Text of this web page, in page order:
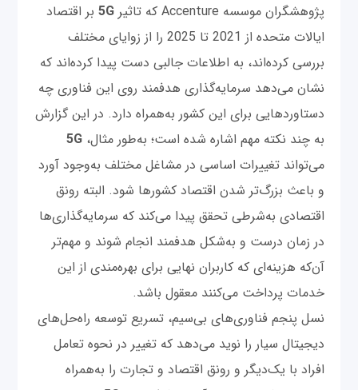
پژوهشگران موسسه Accenture که تاثیر
5G بر اقتصاد
ایالات متحده از 2021 تا 2025 را از زوایای مختلف
بررسی کرده‌اند، به اطلاعات جالبی دست پیدا کرده‌اند که
نشان می‌دهد سرمایه‌گذاری هدفمند روی این فناوری چه
دستاوردهایی برای این کشور به‌همراه دارد. در این گزارش
به چند نکته مهم اشاره شده است؛ به‌طور مثال،5G
می‌تواند تغییرات اساسی در مشاغل مختلف به‌وجود آورد
و باعث بزرگ‌تر شدن اقتصاد کشورها شود. البته رونق
اقتصادی به‌شرطی تحقق پیدا می‌کند که سرمایه‌گذاری‌ها
در زمان درست و به‌شکل هدفمند انجام شوند و مهم‌تر
آن‌که هزینه‌ای که کاربران نهایی برای بهره‌مندی از این
خدمات پرداخت می‌کنند معقول باشد.
نسل پنجم فناوری‌های بی‌سیم، تسریع توسعه راه‌حل‌های
دیجیتال سیار را نوید می‌دهد که تغییر در نحوه تعامل
افراد با یک‌دیگر و رونق اقتصاد و تجارت را به‌همراه